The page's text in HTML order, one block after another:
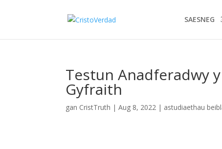
SAESNEG
Testun Anadferadwy
Gyfraith
gan CristTruth |Aug 8, 2022 | astudiaethau